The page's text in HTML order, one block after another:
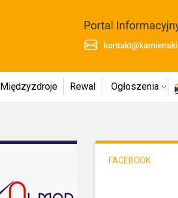
Międzyzdroje Rewal Ogłoszenia
FACEBOOK